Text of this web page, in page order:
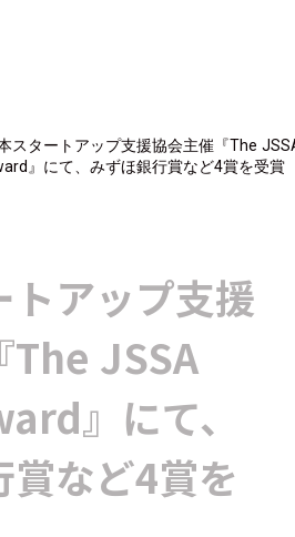
スタートアップ支援協会主催『The
』にて、みずほ銀行賞など4賞を受賞
トアップ支援
The JSSA
』にて、
など4賞を